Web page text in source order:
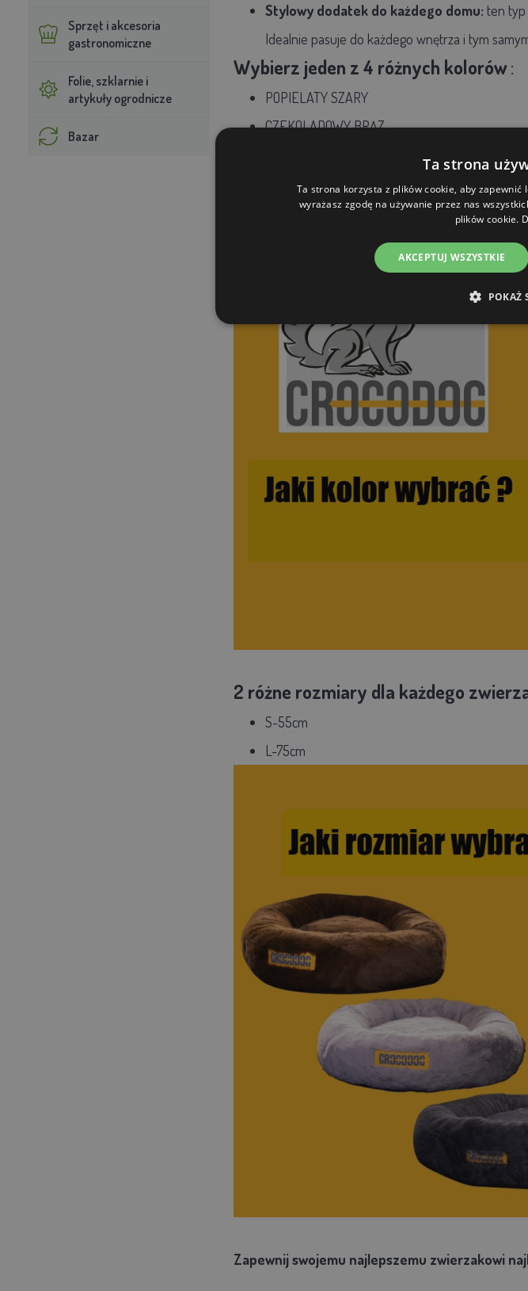
Sprzęt i akcesoria
gastronomiczne
Folie, szklarnie i
artykuły ogrodnicze
Bazar
Stylowy dodatek do każdego domu: ten
Idealnie pasuje do każdego wnętrza i tym
Wybierz jeden z 4 różnych kolorów:
POPIELATY SZARY
CZEKOLADOWY BRĄZ
JASNY SZARY
2 różne rozmiary dla każdego
S-55cm
L-75cm
Zapewnij swojemu najlepszemu zwierzakowi
Ta strona
Ta strona korzysta z plików cookie, aby
wyrażasz zgodę na używanie przez nas
plików cookie.
AKCEPTUJ WSZYSTKIE
POKAŻ